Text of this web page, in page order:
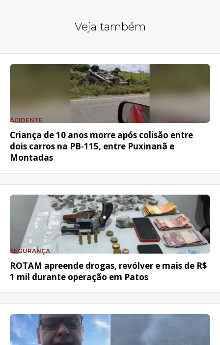
Veja também
ACIDENTE
Criança de 10 anos morre após colisão entre
dois carros na PB-115, entre Puxinanã e
Montadas
SEGURANÇA
ROTAM apreende drogas, revólver e mais de R$
1 mil durante operação em Patos